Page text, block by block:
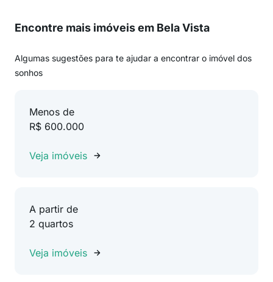
Encontre mais imóveis em Bela Vista
Algumas sugestões para te ajudar a encontrar o imóvel dos
sonhos
Menos de
R$ 600.000
Veja imóveis
A partir de
2 quartos
Veja imóveis